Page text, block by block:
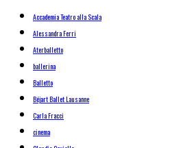
Accademia Teatro alla Scala
Alessandra Ferri
Aterballetto
ballerina
Balletto
Béjart Ballet Lausanne
Carla Fracci
cinema